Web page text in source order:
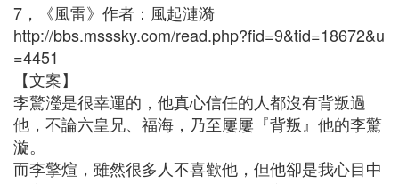
7，《風雷》作者：風起漣漪
http://bbs.msssky.com/read.php?fid=9&tid=18672&u
=4451
【文案】
李驚瀅是很幸運的，他真心信任的人都沒有背叛過
他，不論六皇兄、福海，乃至屢屢『背叛』他的李驚
漩。
而李擎煊，雖然很多人不喜歡他，但他卻是我心目中